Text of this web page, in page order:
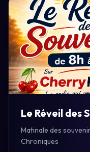
Le Réveil des
Matinale des
Chroniques